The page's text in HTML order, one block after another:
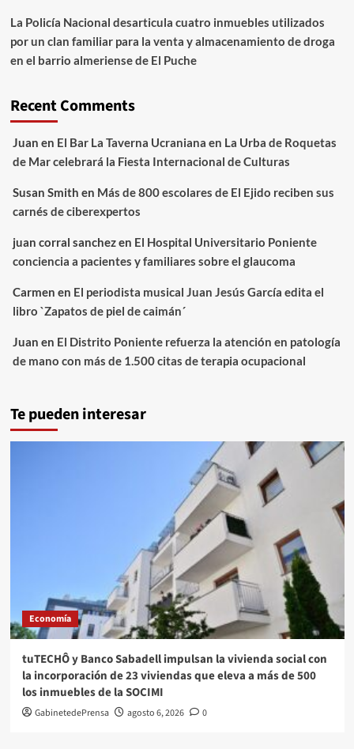
La Policía Nacional desarticula cuatro inmuebles utilizados
por un clan familiar para la venta y almacenamiento de droga
en el barrio almeriense de El Puche
Recent Comments
Juan en El Bar La Taverna Ucraniana en La Urba de Roquetas
de Mar celebrará la Fiesta Internacional de Culturas
Susan Smith en Más de 800 escolares de El Ejido reciben sus
carnés de ciberexpertos
juan corral sanchezen El Hospital Universitario Poniente
conciencia a pacientes y familiares sobre el glaucoma
Carmen en El periodista musical Juan Jesús García edita el
libro `Zapatos de piel de caimán´
Juan en El Distrito Poniente refuerza la atención en patología
de mano con más de 1.500 citas de terapia ocupacional
Te pueden interesar
Economía
tuTECHÔ y Banco Sabadell impulsan la vivienda social con
la incorporación de 23 viviendas que eleva a más de 500
los inmuebles de la SOCIMI
GabinetedePrensa agosto 6, 2026 0